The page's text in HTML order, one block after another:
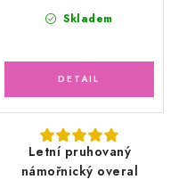
Skladem
Letní pruhovaný
námořnický overal